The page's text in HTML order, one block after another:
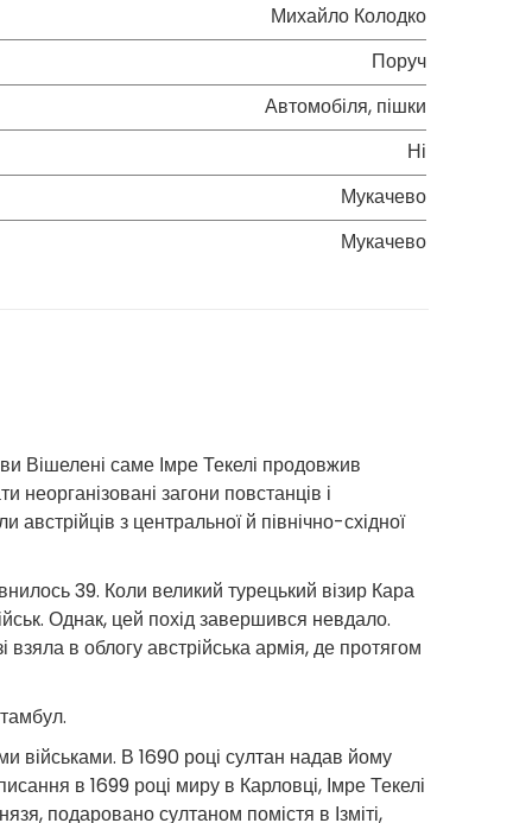
Михайло Колодко
Поруч
Автомобіля, пішки
Ні
Мукачево
Мукачево
Вішелені саме Імре Текелі продовжив
загони повстанців і
з центральної й північно-східної
39. Коли великий турецький візир Кара
Однак, цей похід завершився невдало.
в облогу австрійська армія, де протягом
військами. В 1690 році султан надав йому
в 1699 році миру в Карловці, Імре Текелі
подаровано султаном помістя в Ізміті,